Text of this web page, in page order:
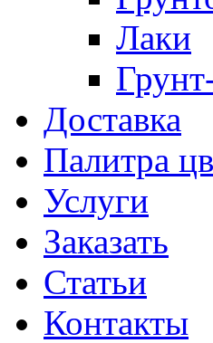
Лаки
Доставка
Палитра
Услуги
Заказать
Статьи
Контакты